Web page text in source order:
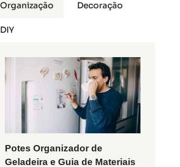
Organização Decoração
DIY
Potes Organizador de
Geladeira e Guia de Materiais